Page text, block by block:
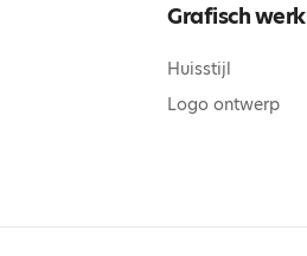
Grafisch werk
Huisstijl
Logo ontwerp